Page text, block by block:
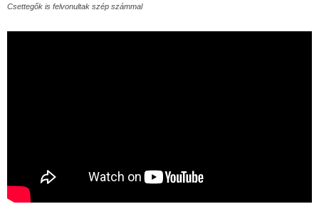
Csettegők is felvonultak szép számmal